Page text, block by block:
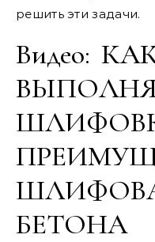
решить эти задачи.
Видео:
БЕТОНА